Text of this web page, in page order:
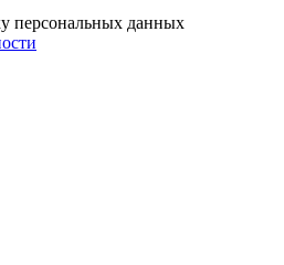
персональных данных